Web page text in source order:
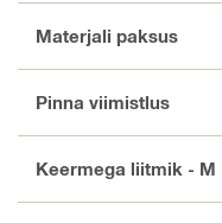
Materjali paksus
Pinna viimistlus
Keermega liitmik - M